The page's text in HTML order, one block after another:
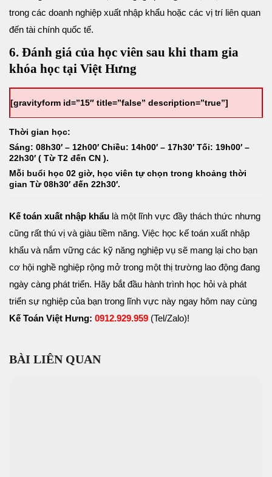
trong các doanh nghiệp xuất nhập khẩu hoặc các vị trí liên quan
đến tài chính quốc tế.
6. Đánh giá của học viên sau khi tham gia
khóa học tại Việt Hưng
[gravityform id=”15″ title=”false” description=”true”]
Thời gian học:
Sáng: 08h30′ – 12h00′ Chiều: 14h00′ – 17h30′ Tối: 19h00′ –
22h30′ ( Từ T2 đến CN ).
Mỗi buổi học 02 giờ, học viên tự chọn trong khoảng thời
gian Từ 08h30′ đến 22h30′.
Kế toán xuất nhập khẩu là một lĩnh vực đầy thách thức nhưng
cũng rất thú vị và giàu tiềm năng. Việc học kế toán xuất nhập
khẩu và nắm vững các kỹ năng nghiệp vụ sẽ mang lại cho bạn
cơ hội nghề nghiệp rộng mở trong một thị trường lao động đang
ngày càng phát triển. Hãy bắt đầu hành trình học hỏi và phát
triển sự nghiệp của bạn trong lĩnh vực này ngay hôm nay cùng
Kế Toán Việt Hưng: 0912.929.959 (Tel/Zalo)!
BÀI LIÊN QUAN